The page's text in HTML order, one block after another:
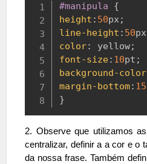
#manipula
{
height : 50px ;
line-height : 50px
color: yellow;
font-size: 10pt ;
background-color
margin-bottom: 15
}
2. Observe que utilizamos
centralizar, definir a a cor e o
da nossa frase. Também